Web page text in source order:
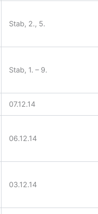
Stab, 2., 5.
Stab, 1. – 9.
07.12.14
06.12.14
03.12.14